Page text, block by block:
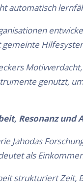
automatisch
gemeinte
genutzt,
Resonanz und
Jahodas
als
strukturiert Zeit,